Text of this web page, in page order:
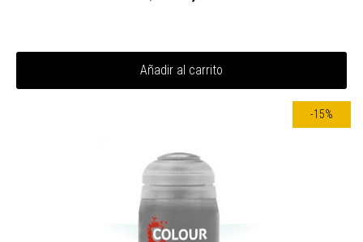
Añadir al carrito
-15%